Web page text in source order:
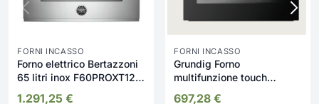
FORNI INCASSO
Forno elettrico Bertazzoni
65 litri inox F60PROXT12
1.291,25 €
FORNI INCASSO
Grundig Forno
multifunzione touch
697,28 €